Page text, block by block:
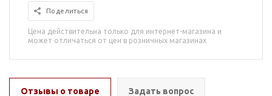
Поделиться
Цена действительна только для интернет-магазина и
может отличаться от цен в розничных магазинах
Отзывы о товаре Задать вопрос